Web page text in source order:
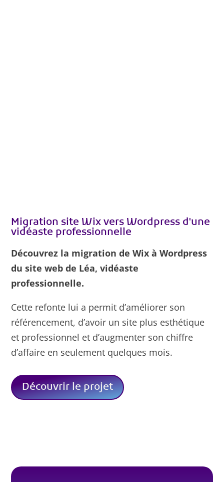
Migration site Wix vers Wordpress d'une
vidéaste professionnelle
Découvrez la migration de Wix à Wordpress
du site web de Léa, vidéaste
professionnelle.
Cette refonte lui a permit d’améliorer son
référencement, d’avoir un site plus esthétique
et professionnel et d’augmenter son chiffre
d’affaire en seulement quelques mois.
Découvrir le projet